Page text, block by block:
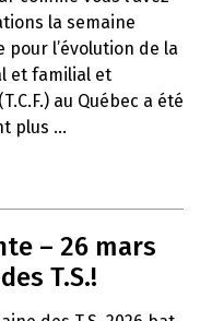
la semaine
l’évolution de la
et familial et
au Québec a été
plus ...
– 26 mars
T.S.!